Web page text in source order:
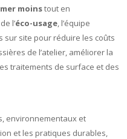
moinstout en
l’éco-usage, l’équipe
sur site pour réduire les coûts
de l’atelier, améliorer la
traitements de surface et des
environnementaux et
et les pratiques durables,